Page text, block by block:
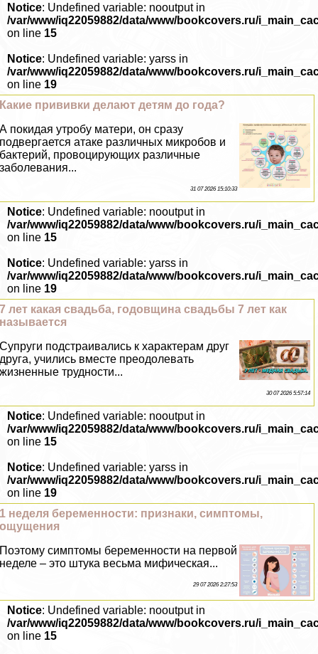
Notice: Undefined variable: nooutput in
/var/www/iq22059882/data/www/bookcovers.ru/
on line 15
Notice: Undefined variable: yarss in
/var/www/iq22059882/data/www/bookcovers.ru/
on line 19
Какие прививки делают детям до года?
А покидая утробу матери, он сразу
подвергается атаке различных микробов и
бактерий, провоцирующих различные
заболевания...
31 07 2026 15:10:33
Notice: Undefined variable: nooutput in
/var/www/iq22059882/data/www/bookcovers.ru/
on line 15
Notice: Undefined variable: yarss in
/var/www/iq22059882/data/www/bookcovers.ru/
on line 19
7 лет какая свадьба, годовщина свадьбы 7 лет как
называется
Супруги подстраивались к хаpaктерам друг
друга, учились вместе преодолевать
жизненные трудности...
30 07 2026 5:57:14
Notice: Undefined variable: nooutput in
/var/www/iq22059882/data/www/bookcovers.ru/
on line 15
Notice: Undefined variable: yarss in
/var/www/iq22059882/data/www/bookcovers.ru/
on line 19
1 неделя беременности: признаки, симптомы,
ощущения
Поэтому симптомы беременности на первой
неделе – это штука весьма мифическая...
29 07 2026 2:27:53
Notice: Undefined variable: nooutput in
/var/www/iq22059882/data/www/bookcovers.ru/
on line 15